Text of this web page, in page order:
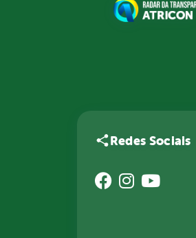
Redes Sociais